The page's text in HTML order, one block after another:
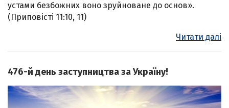
устами безбожних воно зруйноване до основ».
(Приповісті 11:10, 11)
Читати далі
476-й день заступництва за Україну!